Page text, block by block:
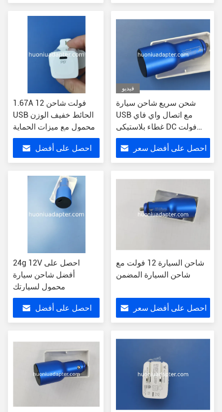
1.67A 12 فولت شاحن
USB الحائط خفيف الوزن
محمول مع ميزات الحماية
الثلاثية
احصل على أفضل
فيديو
شحن سريع شاحن سيارة
USB مع اتصال واي فاي
غطاء بلاستيكي DC فولت
مدخل 12V - 24V
احصل على أفضل سعر
24g 12V احصل على
أفضل شاحن سيارة
محمول لسيارتك
احصل على أفضل
شاحن السيارة 12 فولت مع
شاحن السيارة المضمن
احصل على أفضل سعر